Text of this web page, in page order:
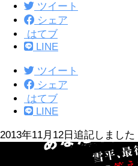
ツイート
シェア
はてブ
LINE
ツイート
シェア
はてブ
LINE
2013年11月12日追記しました